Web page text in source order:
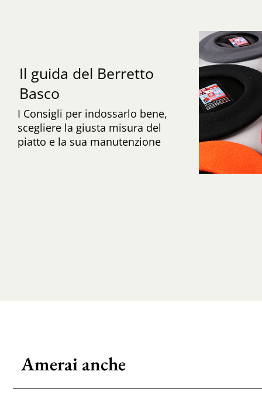
Il guida del Berretto
Basco
I Consigli per indossarlo bene,
scegliere la giusta misura del
piatto e la sua manutenzione
Amerai anche